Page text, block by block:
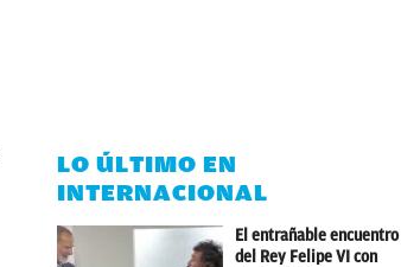
LO ÚLTIMO EN
INTERNACIONAL
El entrañable encuentro
del Rey Felipe VI con